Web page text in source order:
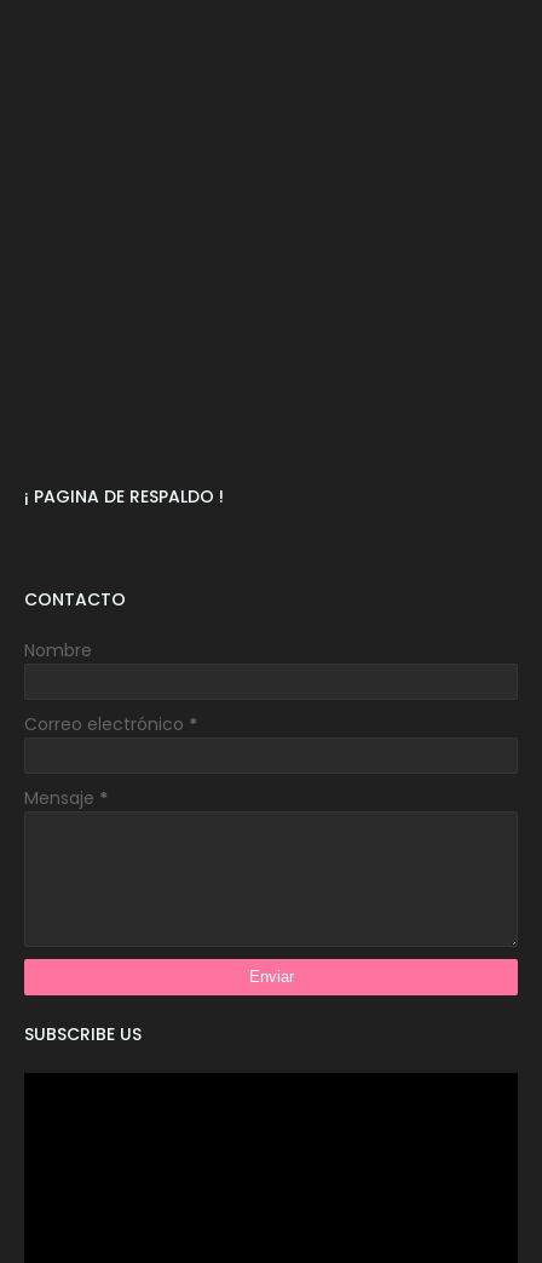
¡ PAGINA DE RESPALDO !
CONTACTO
Nombre
Correo electrónico *
Mensaje *
SUBSCRIBE US